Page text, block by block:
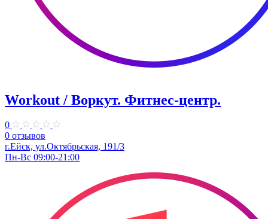
Workout / Воркут. Фитнес-центр.
0
0 отзывов
г.Ейск, ул.​Октябрьская, 191/3
Пн-Вс 09:00-21:00